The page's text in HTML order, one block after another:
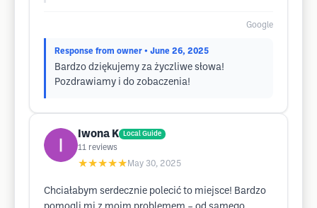
Google
Response from owner • June 26, 2025
Bardzo dziękujemy za życzliwe słowa!
Pozdrawiamy i do zobaczenia!
Iwona K Local Guide
11 reviews
★★★★★ May 30, 2025
Chciałabym serdecznie polecić to miejsce! Bardzo